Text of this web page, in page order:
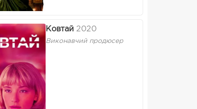
Ковтай 2020
Виконавчий продюсер